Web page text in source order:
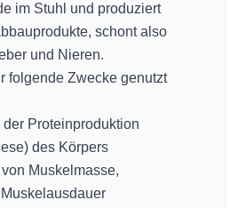
image
im Stuhl und produziert
schont also
und Nieren.
folgende Zwecke genutzt
Proteinproduktion
des Körpers
Muskelmasse,